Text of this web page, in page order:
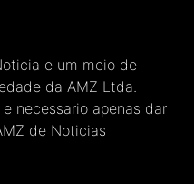
e um meio de
da AMZ Ltda.
necessario apenas dar
de Noticias